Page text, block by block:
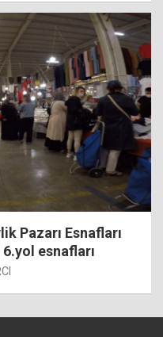
Pazarı Esnafları
esnafları